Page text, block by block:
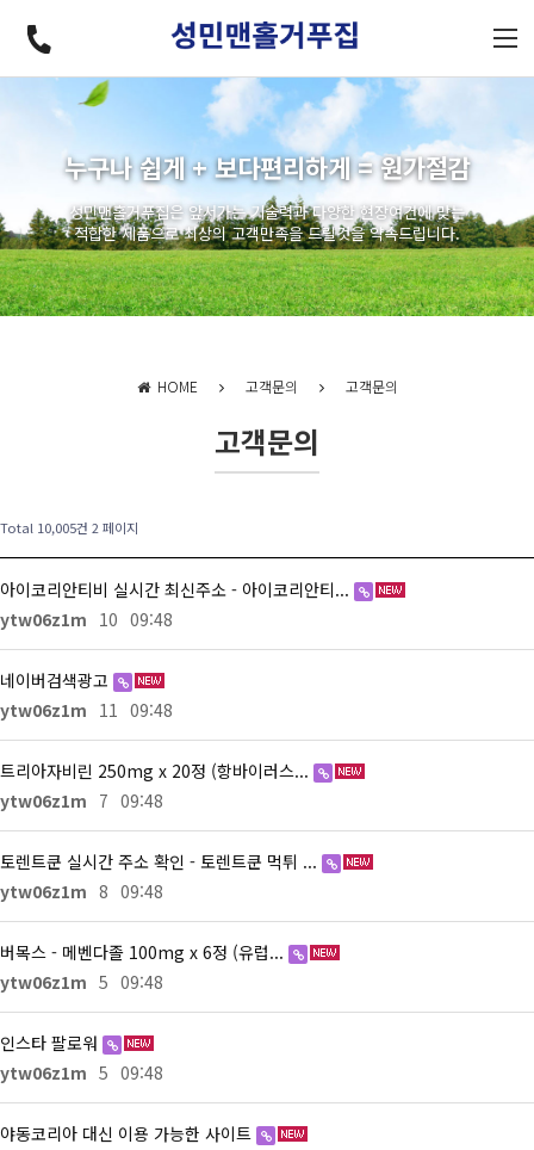
누구나 쉽게 + 보다편리하게 = 원가절감
성민맨홀거푸집은 앞서가는 기술력과 다양한 현장여건에 맞는
적합한 제품으로 최상의 고객만족을 드릴것을 약속드립니다.
HOME 고객문의 고객문의
고객문의
Total 10,005건 2 페이지
아이코리안티비 실시간 최신주소 - 아이코리안티...
ytw06z1m 10 09:48
네이버검색광고
ytw06z1m 11 09:48
트리아자비린 250mg x 20정 (항바이러스...
ytw06z1m 7 09:48
토렌트쿤 실시간 주소 확인 - 토렌트쿤 먹튀 ...
ytw06z1m 8 09:48
버목스 - 메벤다졸 100mg x 6정 (유럽...
ytw06z1m 5 09:48
인스타 팔로워
ytw06z1m 5 09:48
야동코리아 대신 이용 가능한 사이트